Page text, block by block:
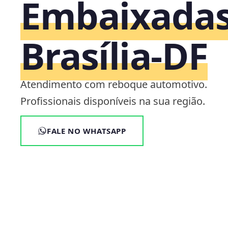
Brasília‑DF
Atendimento com reboque automotivo.
Profissionais disponíveis na sua região.
FALE NO WHATSAPP